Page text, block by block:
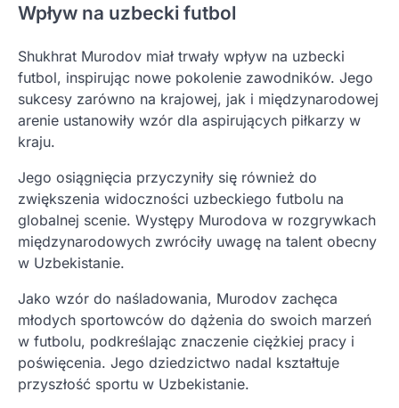
Wpływ na uzbecki futbol
Shukhrat Murodov miał trwały wpływ na uzbecki
futbol, inspirując nowe pokolenie zawodników. Jego
sukcesy zarówno na krajowej, jak i międzynarodowej
arenie ustanowiły wzór dla aspirujących piłkarzy w
kraju.
Jego osiągnięcia przyczyniły się również do
zwiększenia widoczności uzbeckiego futbolu na
globalnej scenie. Występy Murodova w rozgrywkach
międzynarodowych zwróciły uwagę na talent obecny
w Uzbekistanie.
Jako wzór do naśladowania, Murodov zachęca
młodych sportowców do dążenia do swoich marzeń
w futbolu, podkreślając znaczenie ciężkiej pracy i
poświęcenia. Jego dziedzictwo nadal kształtuje
przyszłość sportu w Uzbekistanie.